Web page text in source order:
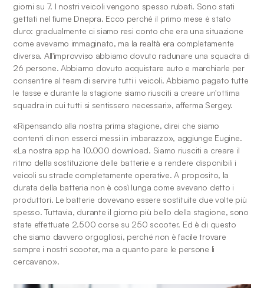
giorni su 7. I nostri veicoli vengono spesso rubati. Sono stati
gettati nel fiume Dnepra. Ecco perché il primo mese è stato
duro: gradualmente ci siamo resi conto che era una situazione
come avevamo immaginato, ma la realtà era completamente
diversa. All'improvviso abbiamo dovuto radunare una squadra di
26 persone. Abbiamo dovuto acquistare auto e marchiarle per
consentire al team di servire tutti i veicoli. Abbiamo pagato tutte
le tasse e durante la stagione siamo riusciti a creare un'ottima
squadra in cui tutti si sentissero necessari», afferma Sergey.
«Ripensando alla nostra prima stagione, direi che siamo
contenti di non esserci messi in imbarazzo», aggiunge Eugine.
«La nostra app ha 10.000 download. Siamo riusciti a creare il
ritmo della sostituzione delle batterie e a rendere disponibili i
veicoli su strade completamente operative. A proposito, la
durata della batteria non è così lunga come avevano detto i
produttori. Le batterie dovevano essere sostituite due volte più
spesso. Tuttavia, durante il giorno più bello della stagione, sono
state effettuate 2.500 corse su 250 scooter. Ed è di questo
che siamo davvero orgogliosi, perché non è facile trovare
sempre i nostri scooter, ma a quanto pare le persone li
cercavano».